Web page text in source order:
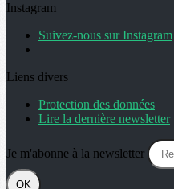
Instagram
Suivez-nous sur Instagram
Liens divers
Protection des données
Lire la dernière newsletter
Je m'abonne à la newsletter
OK